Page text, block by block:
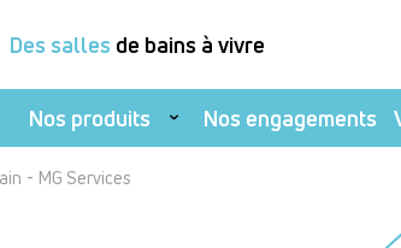
Des salles de bains à vivre
Nos produits Nos engagements
- MG Services